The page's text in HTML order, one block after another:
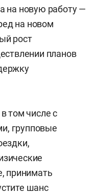
на новую работу —
на новом
рост
планов
том числе с
групповые
принимать
шанс